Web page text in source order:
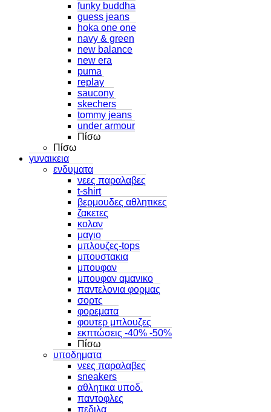
funky buddha
guess jeans
hoka one one
navy & green
new balance
new era
puma
replay
saucony
skechers
tommy jeans
under armour
Πίσω
Πίσω
γυναικεια
ενδυματα
νεες παραλαβες
t-shirt
βερμουδες αθλητικες
ζακετες
κολαν
μαγιο
μπλουζες-tops
μπουστακια
μπουφαν
μπουφαν αμανικο
παντελονια φορμας
σορτς
φορεματα
φουτερ μπλουζες
εκπτώσεις -40% -50%
Πίσω
υποδηματα
νεες παραλαβες
sneakers
αθλητικα υποδ.
παντοφλες
πεδιλα